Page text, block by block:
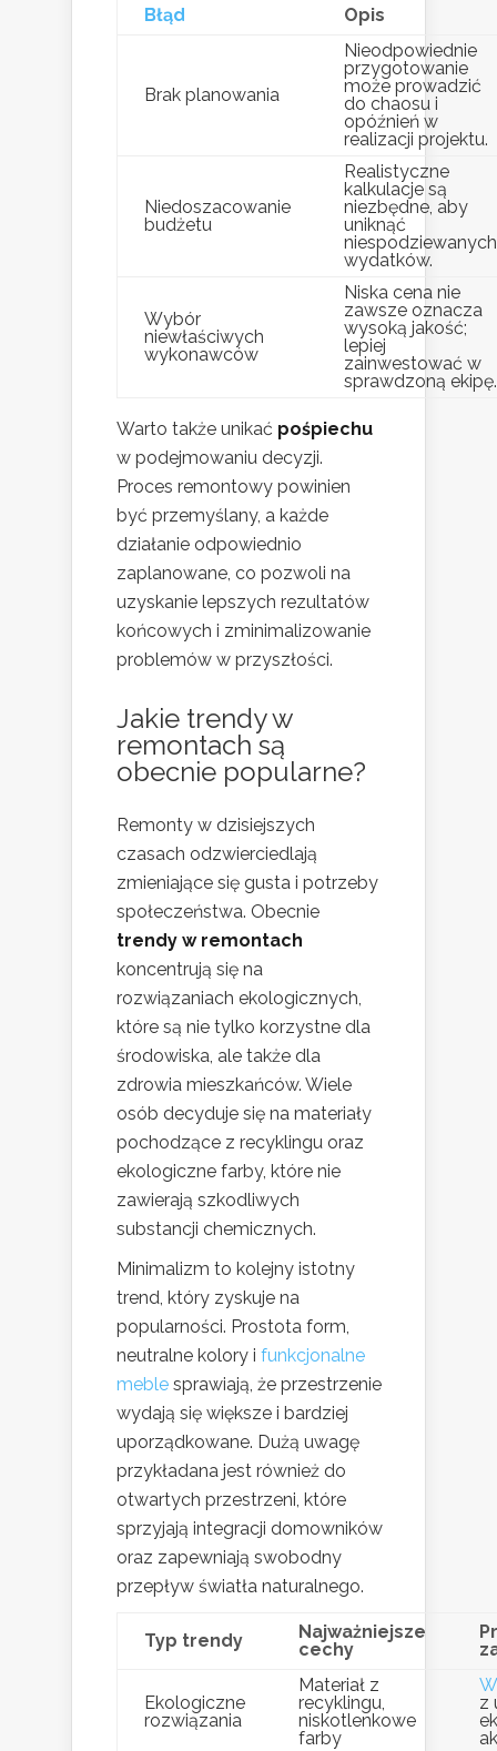
Błąd Opis
Brak planowania
Nieodpowiednie
przygotowanie
może prowadzić
do chaosu i
opóźnień w
realizacji projektu.
Niedoszacowanie
budżetu
Realistyczne
kalkulacje są
niezbędne, aby
uniknąć
niespodziewanych
wydatków.
Wybór
niewłaściwych
wykonawców
Niska cena nie
zawsze oznacza
wysoką jakość;
lepiej
zainwestować w
sprawdzoną ekipę.
Warto także unikać pośpiechu
w podejmowaniu decyzji.
Proces remontowy powinien
być przemyślany, a każde
działanie odpowiednio
zaplanowane, co pozwoli na
uzyskanie lepszych rezultatów
końcowych i zminimalizowanie
problemów w przyszłości.
Jakie trendy w
remontach są
obecnie popularne?
Remonty w dzisiejszych
czasach odzwierciedlają
zmieniające się gusta i potrzeby
społeczeństwa. Obecnie
trendy w remontach
koncentrują się na
rozwiązaniach ekologicznych,
które są nie tylko korzystne dla
środowiska, ale także dla
zdrowia mieszkańców. Wiele
osób decyduje się na materiały
pochodzące z recyklingu oraz
ekologiczne farby, które nie
zawierają szkodliwych
substancji chemicznych.
Minimalizm to kolejny istotny
trend, który zyskuje na
popularności. Prostota form,
neutralne kolory i funkcjonalne
meble sprawiają, że przestrzenie
wydają się większe i bardziej
uporządkowane. Dużą uwagę
przykładana jest również do
otwartych przestrzeni, które
sprzyjają integracji domowników
oraz zapewniają swobodny
przepływ światła naturalnego.
Typ trendy
Najważniejsze
cechy
Ekologiczne
rozwiązania
Materiał z
recyklingu,
niskotlenkowe
farby
z